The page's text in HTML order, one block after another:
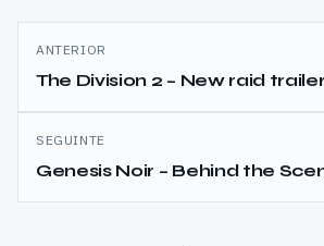
Navegação
de
artigos
ANTERIOR
The Division 2 – New raid trailer
SEGUINTE
Genesis Noir – Behind the